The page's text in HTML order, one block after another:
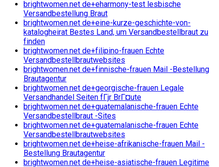
brightwomen.net de+eharmony-test lesbische
Versandbestellung Braut
brightwomen.net de+eine-kurze-geschichte-von-
katalogheirat Bestes Land, um Versandbestellbraut zu
finden
brightwomen.net de+filipino-frauen Echte
Versandbestellbrautwebsites
brightwomen.net de+finnische-frauen Mail -Bestellung
Brautagentur
brightwomen.net de+georgische-frauen Legale
Versandhandel Seiten fГјr BrГ¤ute
brightwomen.net de+guatemalanische-frauen Echte
Versandbestellbraut -Sites
brightwomen.net de+guatemalanische-frauen Echte
Versandbestellbrautwebsites
brightwomen.net de+heise-afrikanische-frauen Mail -
Bestellung Brautagentur
brightwomen.net de+heise-asiatische-frauen Legitime